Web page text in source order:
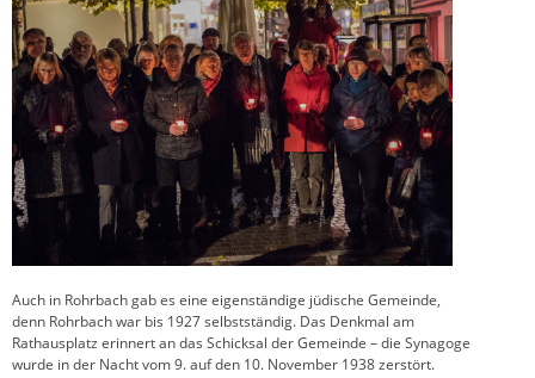
Auch in Rohrbach gab es eine eigenständige jüdische Gemeinde,
denn Rohrbach war bis 1927 selbstständig. Das Denkmal am
Rathausplatz erinnert an das Schicksal der Gemeinde – die Synagoge
wurde in der Nacht vom 9. auf den 10. November 1938 zerstört.